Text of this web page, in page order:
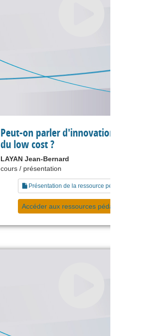
Peut-on parler d'innovation dans le
du low cost ?
LAYAN Jean-Bernard
cours / présentation
Présentation de la ressource pédagogique
Accéder aux ressources pédagogiques